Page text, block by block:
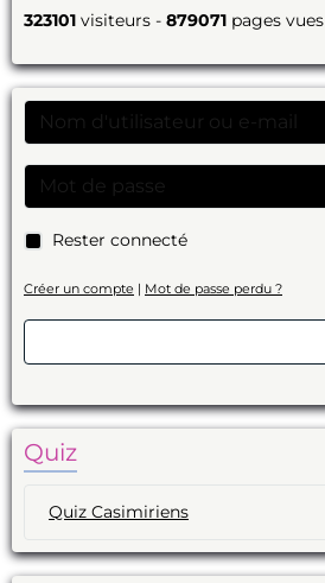
323101 visiteurs - 879071 pages vues
Rester connecté
Créer un compte | Mot de passe perdu ?
Quiz
Quiz Casimiriens